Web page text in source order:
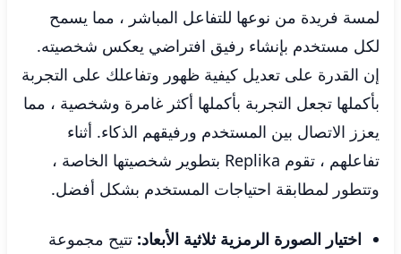
لمسة فريدة من نوعها للتفاعل المباشر ، مما يسمح
لكل مستخدم بإنشاء رفيق افتراضي يعكس شخصيته.
إن القدرة على تعديل كيفية ظهور وتفاعلك على التجربة
بأكملها تجعل التجربة بأكملها أكثر غامرة وشخصية ، مما
يعزز الاتصال بين المستخدم ورفيقهم الذكاء. أثناء
تفاعلهم ، تقوم Replika بتطوير شخصيتها الخاصة ،
وتتطور لمطابقة احتياجات المستخدم بشكل أفضل.
اختيار الصورة الرمزية ثلاثية الأبعاد: تتيح مجموعة